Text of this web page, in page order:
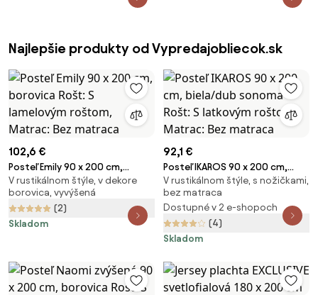
Najlepšie produkty od Vypredajobliecok.sk
102,6 €
Posteľ Emily 90 x 200 cm,
borovica Rošt: S lamelovým
roštom, Matrac: Bez matraca
V rustikálnom štýle, v dekore
borovica, vyvýšená
(2)
Skladom
92,1 €
Posteľ IKAROS 90 x 200 cm,
biela/dub sonoma Rošt: S
latkovým roštom, Matrac: Bez
matraca
V rustikálnom štýle, s nožičkami,
bez matraca
Dostupné v 2 e-shopoch
(4)
Skladom